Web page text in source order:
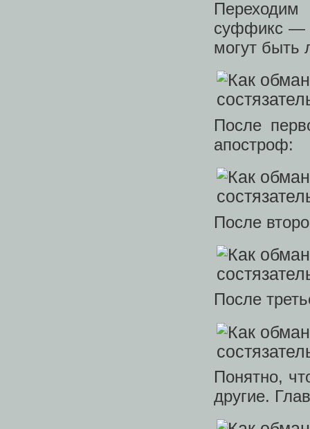
суффикс —
могут быть
После
апостроф:
После
После
Понятно,
другие.